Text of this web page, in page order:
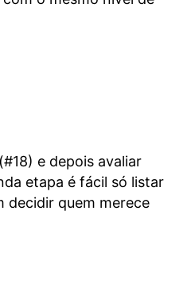
e depois avaliar
etapa é fácil só listar
decidir quem merece